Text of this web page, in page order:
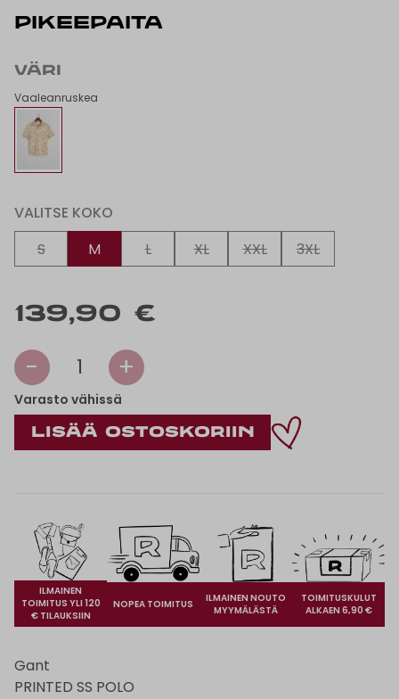
PIKEEPAITA
VÄRI
Vaaleanruskea
VALITSE KOKO
S
M L XL XXL 3XL
139,90 €
- 1 +
Varasto vähissä
ILMAINEN
TOIMITUS YLI 120
€ TILAUKSIIN
NOPEA TOIMITUS
ILMAINEN NOUTO
MYYMÄLÄSTÄ
TOIMITUSKULUT
ALKAEN 6,90 €
Gant
PRINTED SS POLO